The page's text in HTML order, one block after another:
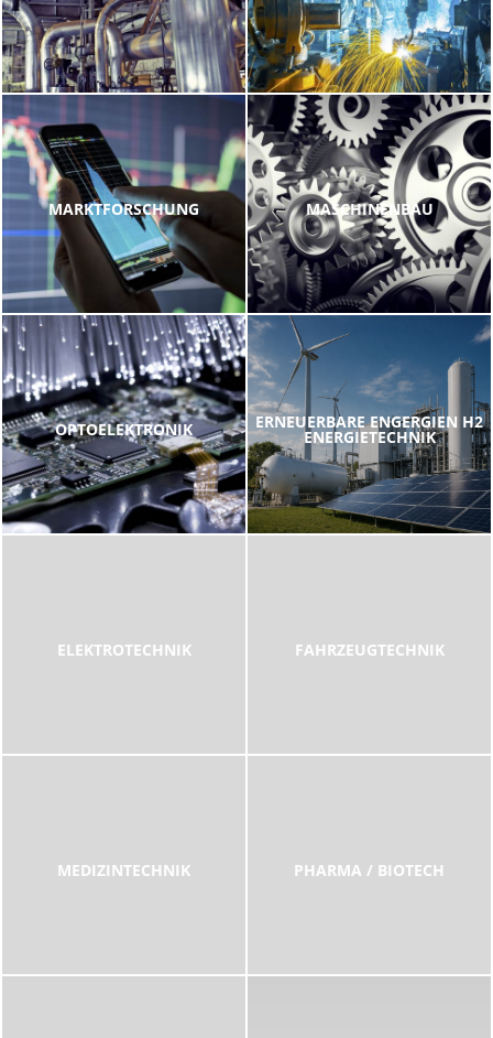
MARKTFORSCHUNG
OPTOELEKTRONIK
MASCHINENBAU
ERNEUERBARE ENGERGIEN H2
ENERGIETECHNIK
ELEKTROTECHNIK
MEDIZINTECHNIK
FAHRZEUGTECHNIK
PHARMA / BIOTECH